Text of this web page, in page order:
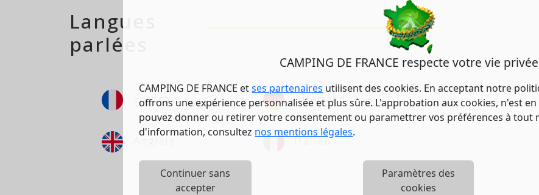
CAMPING DE FRANCE respecte votre vie privée
CAMPING DE FRANCE etses partenaires utilisent des cookies. En acceptant notre
offrons une expérience personnalisée et plus sûre. L'approbation aux cookies, n'est en
pouvez donner ou retirer votre consentement ou paramettrer vos préférences à tout
d'information, consultez nos mentions légales.
Continuer sans
accepter
Paramètres des
cookies
Langues
parlées
Français Allemand
Italien